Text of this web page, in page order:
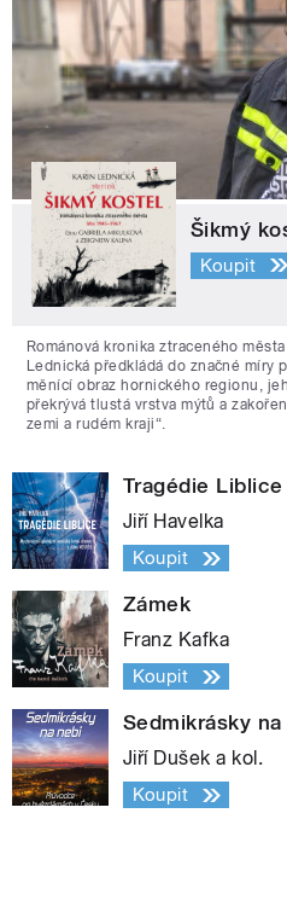
Šikmý
Koupit
Románová kronika ztraceného
Lednická předkládá do značné míry
měnící obraz hornického regionu,
překrývá tlustá vrstva mýtů a
zemi a rudém kraji“.
Tragédie Liblice
Jiří Havelka
Koupit
Zámek
Franz Kafka
Koupit
Sedmikrásky na
Jiří Dušek a kol.
Koupit